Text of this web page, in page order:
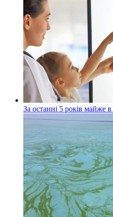
За останні 5 років майже